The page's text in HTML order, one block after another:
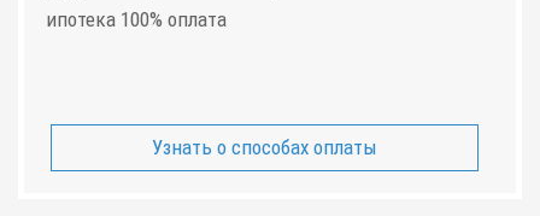
ипотека 100% оплата
Узнать о способах оплаты